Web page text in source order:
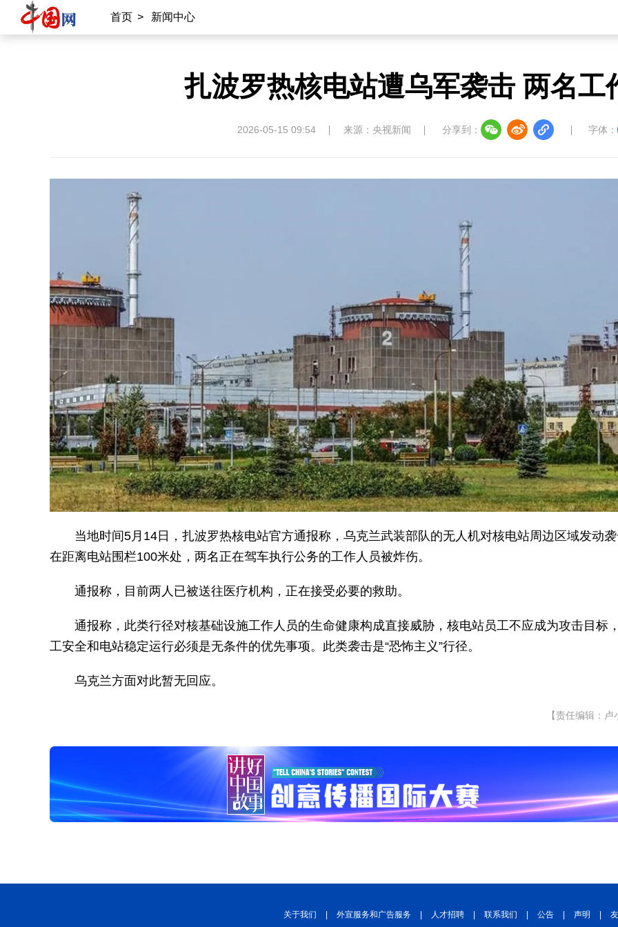
首页 > 新闻中心
扎波罗热核电站遭乌军袭击 两名工
2026-05-15 09:54 来源：央视新闻 分享到： 字体：
当地时间5月14日，扎波罗热核电站官方通报称，乌克兰武装部队的无人机对核电站周边区域发动
在距离电站围栏100米处，两名正在驾车执行公务的工作人员被炸伤。
通报称，目前两人已被送往医疗机构，正在接受必要的救助。
通报称，此类行径对核基础设施工作人员的生命健康构成直接威胁，核电站员工不应成为攻击目标
工安全和电站稳定运行必须是无条件的优先事项。此类袭击是“恐怖主义”行径。
乌克兰方面对此暂无回应。
【责任编辑：卢
关于我们 外宣服务和广告服务 人才招聘 联系我们 公告 声明